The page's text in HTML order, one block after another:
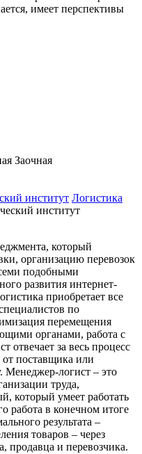
имеет перспективы
Заочная
институт Логистика
который
организацию перевозок
подобными
развития интернет-
приобретает все
по
перемещения
органами, работа с
отвечает за весь процесс
от поставщика или
Менеджер-логист – это
труда,
который умеет работать
работа в конечном итоге
результата –
товаров – через
продавца и перевозчика.